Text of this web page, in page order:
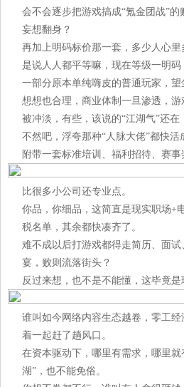
会不会逐步把游戏搞成“氪金团战”的
妄想翻身？
再加上明码标价那一套，多少人心
是说人人都平等嘛，现在等级一明
一部分原本单纯嗨皮的普通玩家，望
想想也合理，商业体制一旦渗透，
被冲淡，有些，该说的“江湖气”还在
不然吧，浮夸那种“人脉大佬”都快活
附带一套标准培训、福利招待、赛事
比很多小公司还专业点。
你品，你细品，这简直是现实职场+
税名单，其余都快凑齐了。
难不成以后打游戏都得走简历、面
宴，败则流落街头？
反过来想，也不是不能懂，这毕竟是
谁叫如今网络内容生态越卷，零工
着一起赶了趟风口。
在资本驱动下，哪里有需求，哪里
湖”，也不能免俗。